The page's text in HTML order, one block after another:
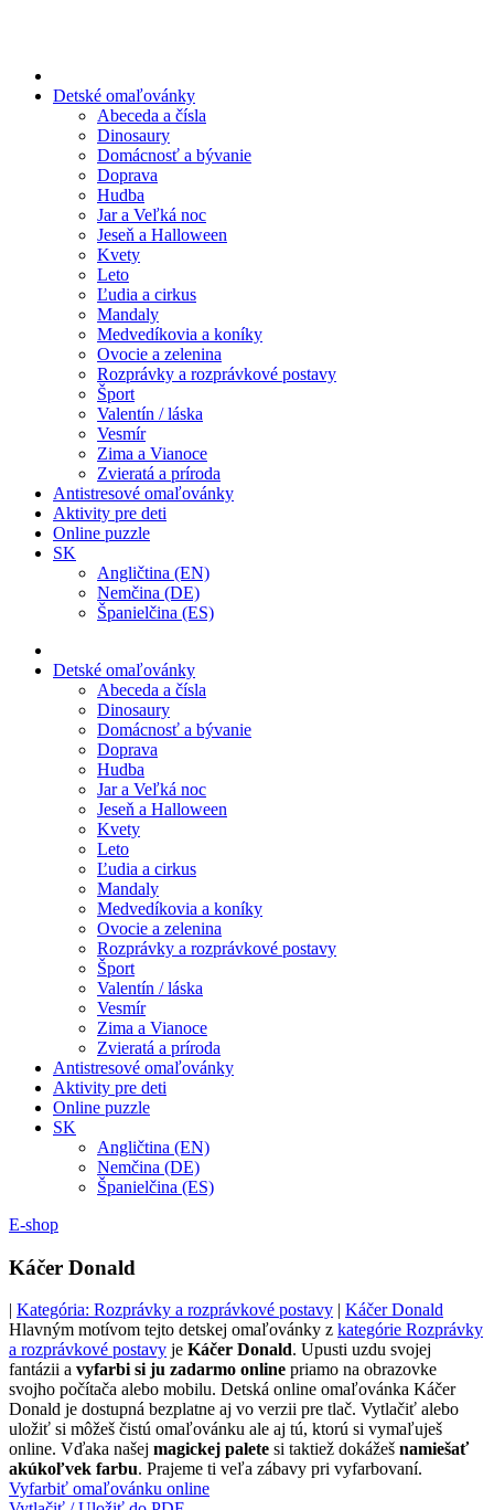
Detské omaľovánky
Abeceda a čísla
Dinosaury
Domácnosť a bývanie
Doprava
Hudba
Jar a Veľká noc
Jeseň a Halloween
Kvety
Leto
Ľudia a cirkus
Mandaly
Medvedíkovia a koníky
Ovocie a zelenina
Rozprávky a rozprávkové postavy
Šport
Valentín / láska
Vesmír
Zima a Vianoce
Zvieratá a príroda
Antistresové omaľovánky
Aktivity pre deti
Online puzzle
SK
Angličtina (EN)
Nemčina (DE)
Španielčina (ES)
Detské omaľovánky
Abeceda a čísla
Dinosaury
Domácnosť a bývanie
Doprava
Hudba
Jar a Veľká noc
Jeseň a Halloween
Kvety
Leto
Ľudia a cirkus
Mandaly
Medvedíkovia a koníky
Ovocie a zelenina
Rozprávky a rozprávkové postavy
Šport
Valentín / láska
Vesmír
Zima a Vianoce
Zvieratá a príroda
Antistresové omaľovánky
Aktivity pre deti
Online puzzle
SK
Angličtina (EN)
Nemčina (DE)
Španielčina (ES)
E-shop
Káčer Donald
| Kategória: Rozprávky a rozprávkové postavy | Káčer Donald
Hlavným motívom tejto detskej omaľovánky z kategórie Rozprávky
a rozprávkové postavy je Káčer Donald. Upusti uzdu svojej
fantázii a vyfarbi si ju zadarmo online priamo na obrazovke
svojho počítača alebo mobilu. Detská online omaľovánka Káčer
Donald je dostupná bezplatne aj vo verzii pre tlač. Vytlačiť alebo
uložiť si môžeš čistú omaľovánku ale aj tú, ktorú si vymaľuješ
online. Vďaka našej magickej palete si taktiež dokážeš namiešať
akúkoľvek farbu. Prajeme ti veľa zábavy pri vyfarbovaní.
Vyfarbiť omaľovánku online